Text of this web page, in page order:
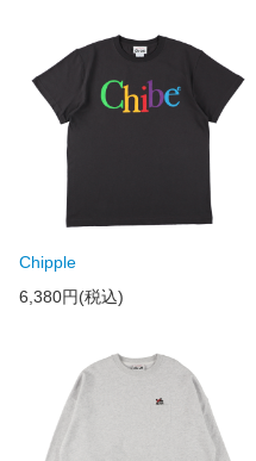
Chipple
6,380円(税込)